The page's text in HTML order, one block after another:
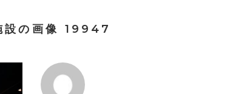
設の画像 19947